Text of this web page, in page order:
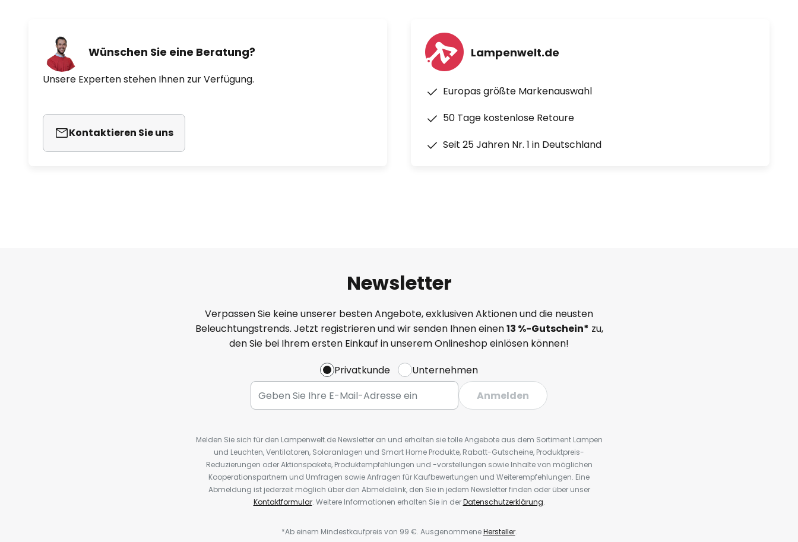
Wünschen Sie eine Beratung?
Unsere Experten stehen Ihnen zur Verfügung.
Kontaktieren Sie uns
Lampenwelt.de
Europas größte Markenauswahl
50 Tage kostenlose Retoure
Seit 25 Jahren Nr. 1 in Deutschland
Newsletter
Verpassen Sie keine unserer besten Angebote, exklusiven Aktionen und die neusten
Beleuchtungstrends. Jetzt registrieren und wir senden Ihnen einen13 %-Gutschein* zu,
den Sie bei Ihrem ersten Einkauf in unserem Onlineshop einlösen können!
Privatkunde
Unternehmen
Anmelden
Melden Sie sich für den Lampenwelt.de Newsletter an und erhalten sie tolle Angebote aus dem Sortiment Lampen
und Leuchten, Ventilatoren, Solaranlagen und Smart Home Produkte, Rabatt-Gutscheine, Produktpreis-
Reduzierungen oder Aktionspakete, Produktempfehlungen und -vorstellungen sowie Inhalte von möglichen
Kooperationspartnern und Umfragen sowie Anfragen für Kaufbewertungen und Weiterempfehlungen. Eine
Abmeldung ist jederzeit möglich über den Abmeldelink, den Sie in jedem Newsletter finden oder über unser
Kontaktformular. Weitere Informationen erhalten Sie in derDatenschutzerklärung.
*Ab einem Mindestkaufpreis von 99 €. AusgenommeneHersteller.